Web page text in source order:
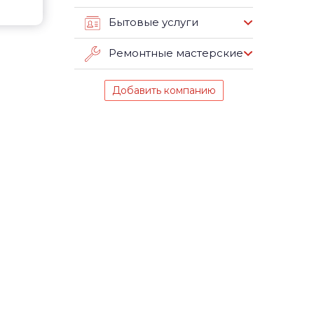
Бытовые услуги
Ремонтные мастерские
Добавить компанию